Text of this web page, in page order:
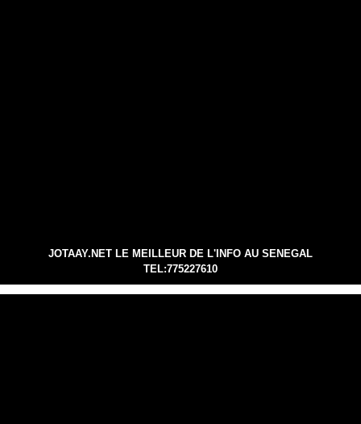
JOTAAY.NET LE MEILLEUR DE L'INFO AU SENEGAL
TEL:775227610